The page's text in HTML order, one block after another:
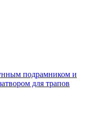
подрамником и
для трапов